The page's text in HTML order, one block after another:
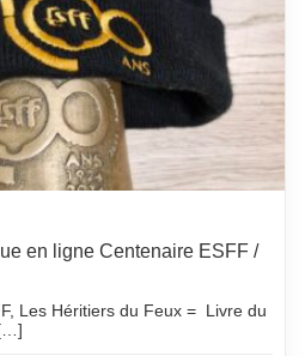
en ligne Centenaire ESFF /
Les Héritiers du Feux = Livre du